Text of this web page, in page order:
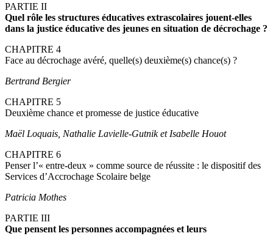
PARTIE II
Quel rôle les structures éducatives extrascolaires jouent-elles
dans la justice éducative des jeunes en situation de décrochage ?
CHAPITRE 4
Face au décrochage avéré, quelle(s) deuxième(s) chance(s) ?
Bertrand Bergier
CHAPITRE 5
Deuxième chance et promesse de justice éducative
Maël Loquais, Nathalie Lavielle-Gutnik et Isabelle Houot
CHAPITRE 6
Penser l’« entre-deux » comme source de réussite : le dispositif des
Services d’Accrochage Scolaire belge
Patricia Mothes
PARTIE III
Que pensent les personnes accompagnées et leurs